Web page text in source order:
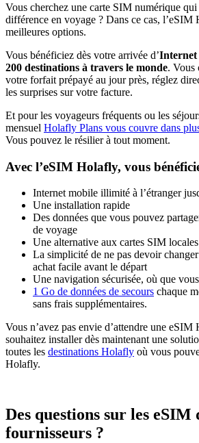
Vous cherchez une carte SIM numérique
différence en voyage ? Dans ce cas, l’eSIM
meilleures options.
Vous bénéficiez dès votre arrivée d’Internet
200 destinations à travers le monde. Vous
votre forfait prépayé au jour près, réglez
les surprises sur votre facture.
Et pour les voyageurs fréquents ou les
mensuel Holafly Plans vous couvre dans
Vous pouvez le résilier à tout moment.
Avec l’eSIM Holafly, vous
Internet mobile illimité à l’étranger
Une installation rapide
Des données que vous pouvez
de voyage
Une alternative aux cartes SIM
La simplicité de ne pas devoir
achat facile avant le départ
Une navigation sécurisée, où que
1 Go de données de secours chaque
sans frais supplémentaires.
Vous n’avez pas envie d’attendre une eSIM
souhaitez installer dès maintenant une
toutes les destinations Holafly où vous
Holafly.
Des questions sur les eSIM
fournisseurs ?